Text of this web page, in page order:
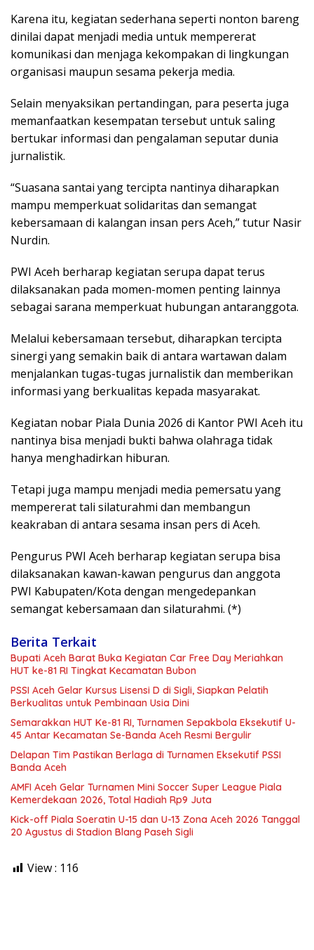
Karena itu, kegiatan sederhana seperti nonton bareng
dinilai dapat menjadi media untuk mempererat
komunikasi dan menjaga kekompakan di lingkungan
organisasi maupun sesama pekerja media.
Selain menyaksikan pertandingan, para peserta juga
memanfaatkan kesempatan tersebut untuk saling
bertukar informasi dan pengalaman seputar dunia
jurnalistik.
“Suasana santai yang tercipta nantinya diharapkan
mampu memperkuat solidaritas dan semangat
kebersamaan di kalangan insan pers Aceh,” tutur Nasir
Nurdin.
PWI Aceh berharap kegiatan serupa dapat terus
dilaksanakan pada momen-momen penting lainnya
sebagai sarana memperkuat hubungan antaranggota.
Melalui kebersamaan tersebut, diharapkan tercipta
sinergi yang semakin baik di antara wartawan dalam
menjalankan tugas-tugas jurnalistik dan memberikan
informasi yang berkualitas kepada masyarakat.
Kegiatan nobar Piala Dunia 2026 di Kantor PWI Aceh itu
nantinya bisa menjadi bukti bahwa olahraga tidak
hanya menghadirkan hiburan.
Tetapi juga mampu menjadi media pemersatu yang
mempererat tali silaturahmi dan membangun
keakraban di antara sesama insan pers di Aceh.
Pengurus PWI Aceh berharap kegiatan serupa bisa
dilaksanakan kawan-kawan pengurus dan anggota
PWI Kabupaten/Kota dengan mengedepankan
semangat kebersamaan dan silaturahmi. (*)
Berita Terkait
Bupati Aceh Barat Buka Kegiatan Car Free Day Meriahkan
HUT ke-81 RI Tingkat Kecamatan Bubon
PSSI Aceh Gelar Kursus Lisensi D di Sigli, Siapkan Pelatih
Berkualitas untuk Pembinaan Usia Dini
Semarakkan HUT Ke-81 RI, Turnamen Sepakbola Eksekutif U-
45 Antar Kecamatan Se-Banda Aceh Resmi Bergulir
Delapan Tim Pastikan Berlaga di Turnamen Eksekutif PSSI
Banda Aceh
AMFI Aceh Gelar Turnamen Mini Soccer Super League Piala
Kemerdekaan 2026, Total Hadiah Rp9 Juta
Kick-off Piala Soeratin U-15 dan U-13 Zona Aceh 2026 Tanggal
20 Agustus di Stadion Blang Paseh Sigli
View : 116